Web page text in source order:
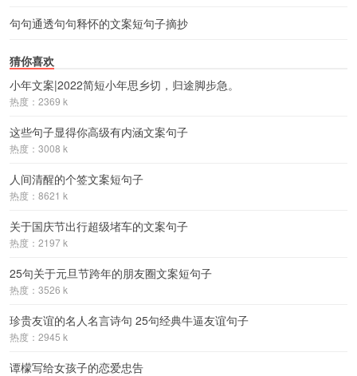
句句通透句句释怀的文案短句子摘抄
猜你喜欢
小年文案|2022简短小年思乡切，归途脚步急。
热度：2369 k
这些句子显得你高级有内涵文案句子
热度：3008 k
人间清醒的个签文案短句子
热度：8621 k
关于国庆节出行超级堵车的文案句子
热度：2197 k
25句关于元旦节跨年的朋友圈文案短句子
热度：3526 k
珍贵友谊的名人名言诗句 25句经典牛逼友谊句子
热度：2945 k
谭檬写给女孩子的恋爱忠告